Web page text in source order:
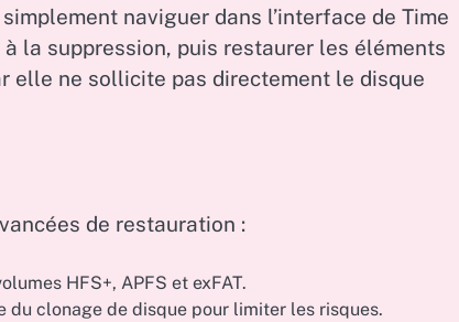
naviguer dans l’interface de Time
la suppression, puis restaurer les éléments
elle ne sollicite pas directement le disque
de restauration :
HFS+, APFS et exFAT.
du clonage de disque pour limiter les risques.